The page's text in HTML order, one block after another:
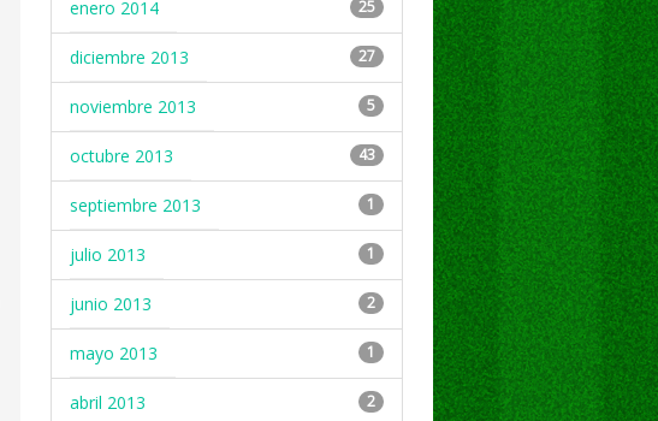
enero 2014 25
diciembre 2013 27
noviembre 2013 5
octubre 2013 43
septiembre 2013 1
julio 2013 1
junio 2013 2
mayo 2013 1
abril 2013 2